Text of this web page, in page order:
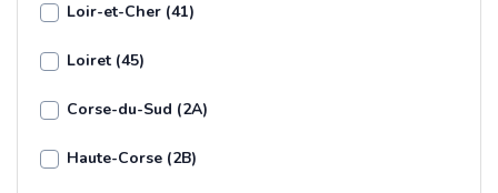
Loir-et-Cher (41)
Loiret (45)
Corse-du-Sud (2A)
Haute-Corse (2B)